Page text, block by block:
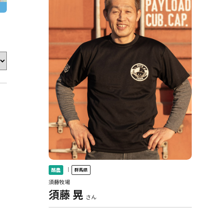
酪農 ｜ 群馬県
須藤牧場
須藤 晃 さん